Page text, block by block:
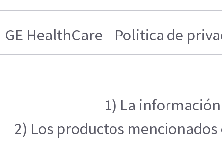
GE HealthCare Politica de
1) La
2) Los productos